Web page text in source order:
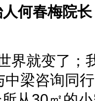
何春梅院
界就变了
中梁咨询同